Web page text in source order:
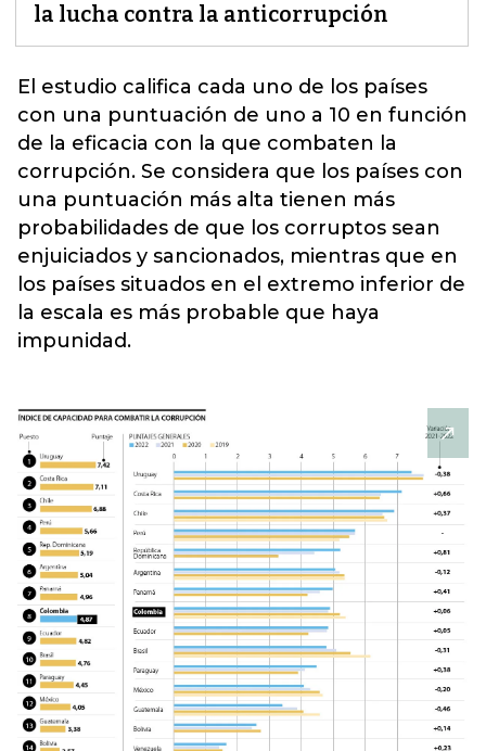
la lucha contra la anticorrupción
El estudio califica cada uno de los países
con una puntuación de uno a 10 en función
de la eficacia con la que combaten la
corrupción. Se considera que los países con
una puntuación más alta tienen más
probabilidades de que los corruptos sean
enjuiciados y sancionados, mientras que en
los países situados en el extremo inferior de
la escala es más probable que haya
impunidad.